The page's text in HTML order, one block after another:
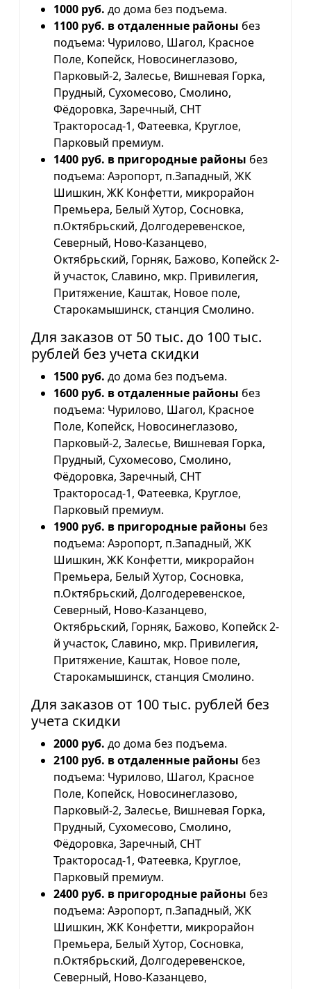
1000 руб. до дома без подъема.
1100 руб. в отдаленные районы без
подъема: Чурилово, Шагол, Красное
Поле, Копейск, Новосинеглазово,
Парковый-2, Залесье, Вишневая Горка,
Прудный, Сухомесово, Смолино,
Фёдоровка, Заречный, СНТ
Тракторосад-1, Фатеевка, Круглое,
Парковый премиум.
1400 руб. в пригородные районы без
подъема: Аэропорт, п.Западный, ЖК
Шишкин, ЖК Конфетти, микрорайон
Премьера, Белый Хутор, Сосновка,
п.Октябрьский, Долгодеревенское,
Северный, Ново-Казанцево,
Октябрьский, Горняк, Бажово, Копейск 2-
й участок, Славино, мкр. Привилегия,
Притяжение, Каштак, Новое поле,
Старокамышинск, станция Смолино.
Для заказов от 50 тыс. до 100 тыс.
рублей без учета скидки
1500 руб. до дома без подъема.
1600 руб. в отдаленные районы без
подъема: Чурилово, Шагол, Красное
Поле, Копейск, Новосинеглазово,
Парковый-2, Залесье, Вишневая Горка,
Прудный, Сухомесово, Смолино,
Фёдоровка, Заречный, СНТ
Тракторосад-1, Фатеевка, Круглое,
Парковый премиум.
1900 руб. в пригородные районы без
подъема: Аэропорт, п.Западный, ЖК
Шишкин, ЖК Конфетти, микрорайон
Премьера, Белый Хутор, Сосновка,
п.Октябрьский, Долгодеревенское,
Северный, Ново-Казанцево,
Октябрьский, Горняк, Бажово, Копейск 2-
й участок, Славино, мкр. Привилегия,
Притяжение, Каштак, Новое поле,
Старокамышинск, станция Смолино.
Для заказов от 100 тыс. рублей без
учета скидки
2000 руб. до дома без подъема.
2100 руб. в отдаленные районы без
подъема: Чурилово, Шагол, Красное
Поле, Копейск, Новосинеглазово,
Парковый-2, Залесье, Вишневая Горка,
Прудный, Сухомесово, Смолино,
Фёдоровка, Заречный, СНТ
Тракторосад-1, Фатеевка, Круглое,
Парковый премиум.
2400 руб. в пригородные районы без
подъема: Аэропорт, п.Западный, ЖК
Шишкин, ЖК Конфетти, микрорайон
Премьера, Белый Хутор, Сосновка,
п.Октябрьский, Долгодеревенское,
Северный, Ново-Казанцево,